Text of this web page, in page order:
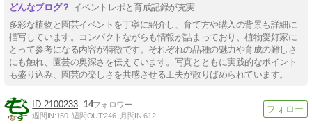
イベントレポと育成記録が充実
多彩な植物と園芸イベントを丁寧に紹介し、育て方や購入の背景も詳細に
描写しています。コンパクトながらも情報が詰まっており、植物愛好家に
とって参考になる内容が特徴です。それぞれの品種の魅力や育成の難しさ
にも触れ、園芸の奥深さを伝えています。写真とともに実践的なポイント
も盛り込み、園芸の楽しさを共感させる工夫が散りばめられています。
2100233 14
週間IN:150 週間OUT:246 月間IN:612